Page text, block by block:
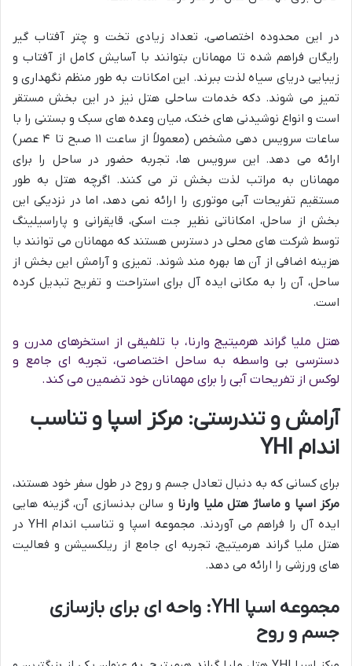
در این محدوده اختصاصی، تعداد زیادی تخت و چتر آفتاب گیر
رایگان فراهم شده تا مهمانان بتوانند با آسایش کامل از آفتاب و
زیبایی دریای سیاه لذت ببرند. این امکانات به طور منظم نگهداری و
تمیز می شوند. دکه خدمات ساحلی هتل نیز در این بخش مستقر
است و انواع نوشیدنی های خنک، میان وعده های سبک و بستنی را با
ساعات سرویس دهی مشخص (معمولاً از ساعت ۱۱ صبح تا ۴ عصر)
ارائه می دهد. این سرویس ها، تجربه حضور در ساحل را برای
مهمانان به مراتب لذت بخش تر می کنند. اگرچه هتل به طور
مستقیم تفریحات آبی موتوری را ارائه نمی دهد، اما در نزدیکی این
بخش از ساحل، امکاناتی نظیر جت اسکی، قایقرانی و پاراسیلینگ
توسط شرکت های محلی در دسترس هستند که مهمانان می توانند با
هزینه اضافی از آن ها بهره مند شوند. تمیزی و آرامش این بخش از
ساحل، آن را به مکانی ایده آل برای استراحت و تفریح تبدیل کرده
است.
هتل ملیا گراند هرمیتیج وارنا، با تلفیقی از استخرهای مدرن و
دسترسی بی واسطه به ساحل اختصاصی، تجربه ای جامع و
لوکس از تفریحات آبی را برای مهمانان خود تضمین می کند.
آرامش و تندرستی: مرکز اسپا و تناسب
اندام YHI
برای کسانی که به دنبال تعادل جسم و روح در طول سفر خود هستند،
مرکز اسپا و ماساژ هتل ملیا وارنا و سالن بدنسازی آن، گزینه هایی
ایده آل را فراهم می آوردند. مجموعه اسپا و تناسب اندام YHI در
هتل ملیا گراند هرمیتیج، تجربه ای جامع از ریلکسیشن و فعالیت
های ورزشی را ارائه می دهد.
مجموعه اسپا YHI: واحه ای برای بازسازی
جسم و روح